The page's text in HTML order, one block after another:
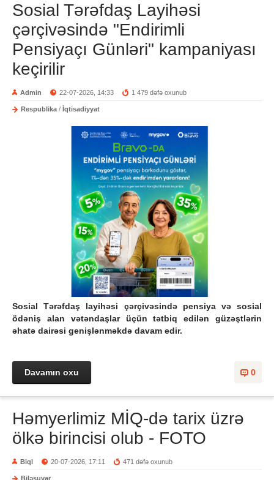
Sosial Tərəfdaş Layihəsi
çərçivəsində "Endirimli
Pensiyaçı Günləri" kampaniyası
keçirilir
Admin 22-07-2026, 14:33 1 479 dəfə oxunub
Respublika / İqtisadiyyat
Sosial Tərəfdaş layihəsi çərçivəsində pensiya və sosial
ödəniş alan vətəndaşlar üçün tətbiq edilən güzəştlərin
əhatə dairəsi genişlənməkdə davam edir.
0
Davamın oxu
Həmyerlimiz MİQ-də tarix üzrə
ölkə birincisi olub - FOTO
Biql 20-07-2026, 17:11 471 dəfə oxunub
Biləsuvar